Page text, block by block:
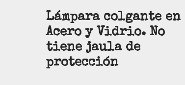
Lámpara colgante en
Acero y Vidrio. No
tiene jaula de
protección